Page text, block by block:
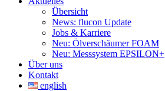
Übersicht
News: flucon Update
Jobs & Karriere
Neu: Ölverschäumer FOAM
Neu: Messsystem EPSILON+
Über uns
Kontakt
english